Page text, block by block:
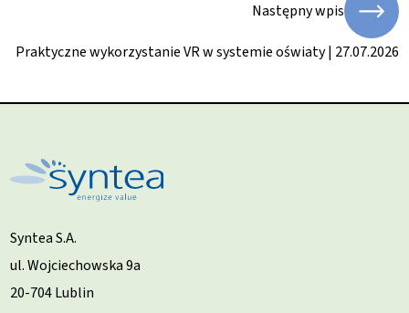
Następny wpis
Praktyczne wykorzystanie VR w systemie oświaty | 27.07.2026
Syntea S.A.
ul. Wojciechowska 9a
20-704 Lublin